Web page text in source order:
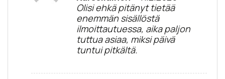
tuotteesta:
4/ 5
Olisi ehkä pitänyt tietää
enemmän sisällöstä
ilmoittautuessa, aika paljon
tuttua asiaa, miksi päivä
tuntui pitkältä.